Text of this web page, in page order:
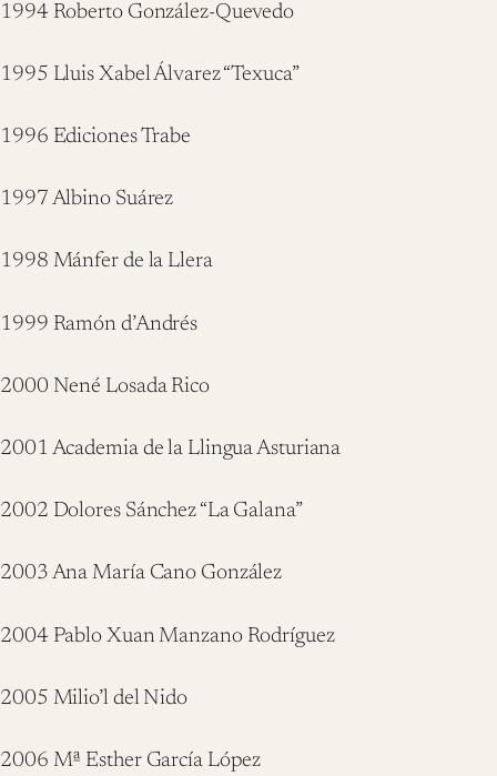
1994 Roberto González-Quevedo
1995 Lluis Xabel Álvarez “Texuca”
1996 Ediciones Trabe
1997 Albino Suárez
1998 Mánfer de la Llera
1999 Ramón d’Andrés
2000 Nené Losada Rico
2001 Academia de la Llingua Asturiana
2002 Dolores Sánchez “La Galana”
2003 Ana María Cano González
2004 Pablo Xuan Manzano Rodríguez
2005 Milio’l del Nido
2006 Mª Esther García López